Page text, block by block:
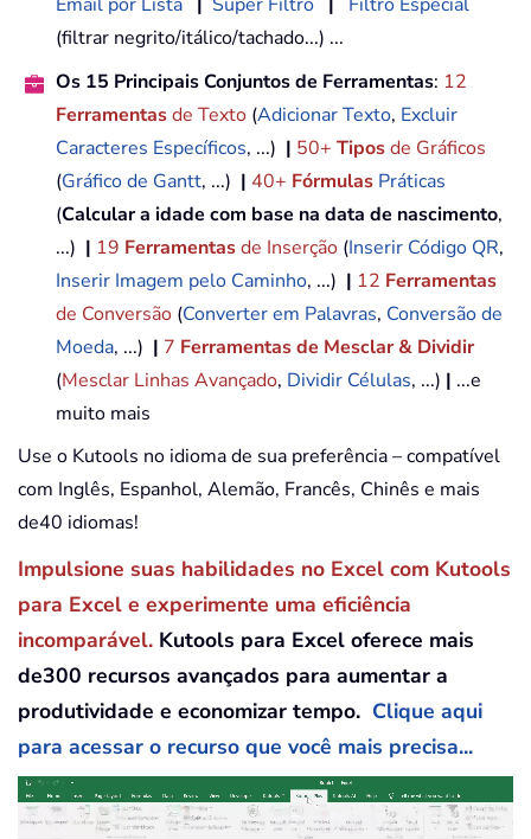
Email por Lista Super Filtro
Filtro Especial
(filtrar negrito/itálico/tachado...) ...
Os 15 Principais Conjuntos de Ferramentas: 12
Ferramentasde Texto (Adicionar Texto, Excluir
Caracteres Específicos, ...) | 50+ Tiposde Gráficos
(Gráfico de Gantt, ...) | 40+ Fórmulas Práticas
(Calcular a idade com base na data de nascimento,
...) | 19 Ferramentasde Inserção (Inserir Código QR,
Inserir Imagem pelo Caminho, ...) | 12 Ferramentas
de Conversão (Converter em Palavras, Conversão de
Moeda, ...) | 7 Ferramentas de Mesclar & Dividir
(Mesclar Linhas Avançado, Dividir Células, ...) | ...e
muito mais
Use o Kutools no idioma de sua preferência – compatível
com Inglês, Espanhol, Alemão, Francês, Chinês e mais
de40 idiomas!
Impulsione suas habilidades no Excel com Kutools
para Excel e experimente uma eficiência
incomparável. Kutools para Excel oferece mais
de300 recursos avançados para aumentar a
produtividade e economizar tempo. Clique aqui
para acessar o recurso que você mais precisa...